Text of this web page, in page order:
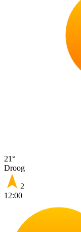
21°
Droog
2
12:00